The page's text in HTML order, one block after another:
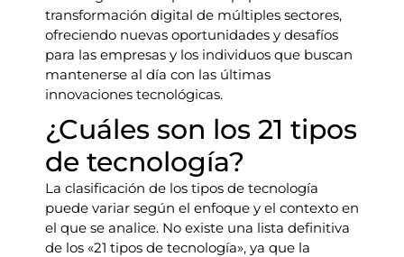
transformación digital de múltiples sectores,
ofreciendo nuevas oportunidades y desafíos
para las empresas y los individuos que buscan
mantenerse al día con las últimas
innovaciones tecnológicas.
¿Cuáles son los 21 tipos
de tecnología?
La clasificación de los tipos de tecnología
puede variar según el enfoque y el contexto en
el que se analice. No existe una lista definitiva
de los «21 tipos de tecnología», ya que la